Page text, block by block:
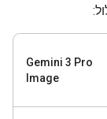
‫Gemini 3 Pro
Image